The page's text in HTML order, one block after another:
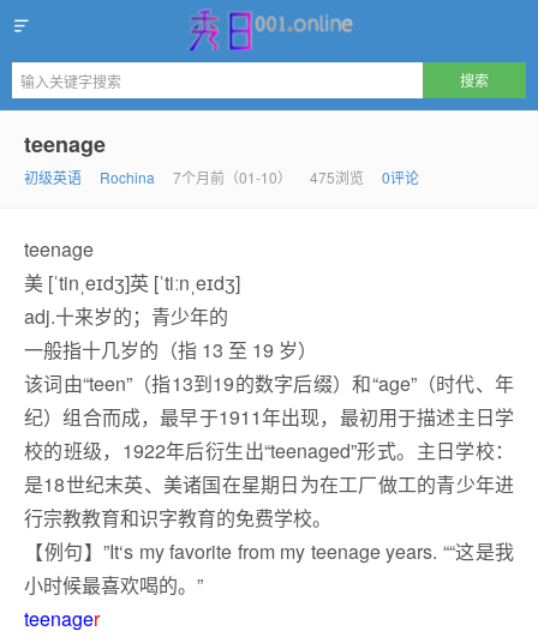
teenage
初级英语 Rochina 7个月前（01-10） 475浏览 0评论
teenage
美 [ˈtinˌeɪdʒ]英 [ˈtiːnˌeɪdʒ]
adj.十来岁的；青少年的
一般指十几岁的（指 13 至 19 岁）
该词由“teen”（指13到19的数字后缀）和“age”（时代、年
纪）组合而成，最早于1911年出现，最初用于描述主日学
校的班级，1922年后衍生出“teenaged”形式。‌主日学校：
是18世纪末英、美诸国在星期日为在工厂做工的青少年进
行宗教教育和识字教育的免费学校。
【例句】”It‘s myfavorite from my teenageyears. ““这是我
小时候最喜欢喝的。”
teenager